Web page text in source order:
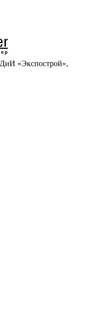
«Экспострой»,